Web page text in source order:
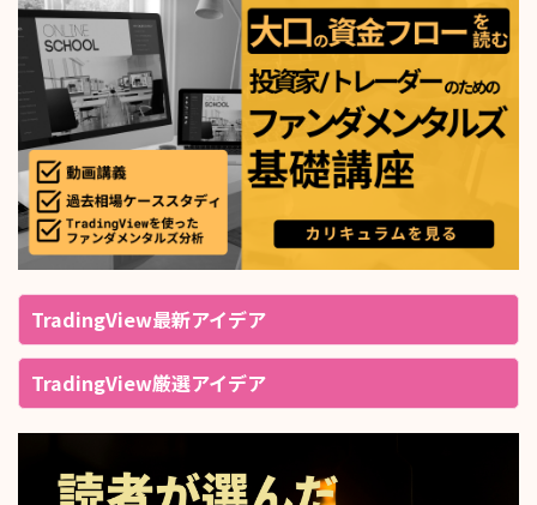
TradingView最新アイデア
TradingView厳選アイデア